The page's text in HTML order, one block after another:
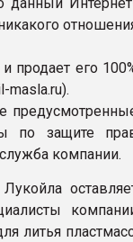
данный
продает его
по защите
компании.
литья